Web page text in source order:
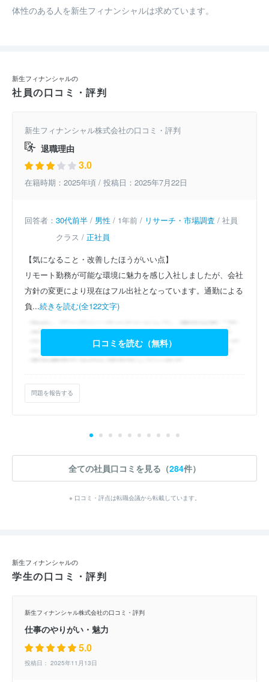
体性のある人を新生フィナンシャルは求めています。
新生フィナンシャルの
社員の口コミ・評判
新生フィナンシャル株式会社の口コミ・評判
退職理由
3.0
在籍時期：2025年頃 / 投稿日：2025年7月22日
回答者： 30代前半 / 男性 / 1年前 / リサーチ・市場調査 / 社員
クラス / 正社員
【気になること・改善したほうがいい点】
リモート勤務が可能な環境に魅力を感じ入社しましたが、会社
方針の変更により現在はフル出社となっています。通勤による
負...続きを読む(全122文字)
口コミを読む（無料）
問題を報告する
全ての社員口コミを見る（284件）
※ 口コミ・評点は転職会議から転載しています。
新生フィナンシャルの
学生の口コミ・評判
新生フィナンシャル株式会社の口コミ・評判
仕事のやりがい・魅力
5.0
投稿日： 2025年11月13日